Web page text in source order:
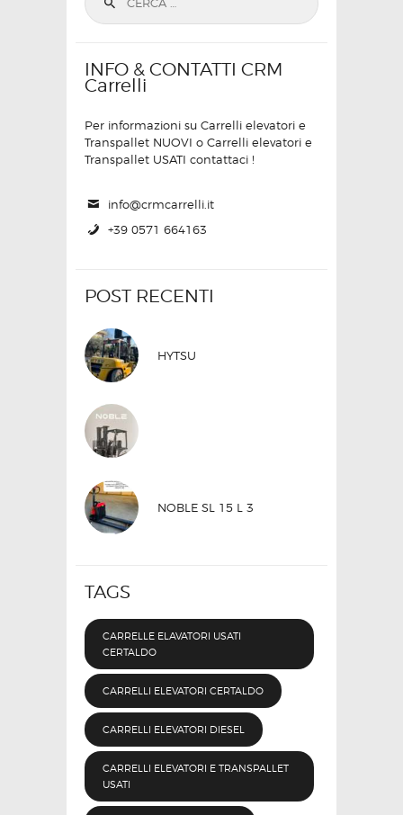
INFO & CONTATTI CRM
Carrelli
Per informazioni su Carrelli elevatori e
Transpallet NUOVI o Carrelli elevatori e
Transpallet USATI contattaci !
info@crmcarrelli.it
+39 0571 664163
POST RECENTI
HYTSU
NOBLE SL 15 L 3
TAGS
CARRELLE ELAVATORI USATI
CERTALDO
CARRELLI ELEVATORI CERTALDO
CARRELLI ELEVATORI DIESEL
CARRELLI ELEVATORI E TRANSPALLET
USATI